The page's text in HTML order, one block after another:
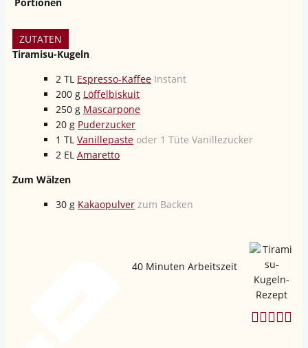
Portionen
ZUTATEN
Tiramisu-Kugeln
2 TL Espresso-Kaffee Instant
200 g Löffelbiskuit
250 g Mascarpone
20 g Puderzucker
1 TL Vanillepaste oder 1 Tüte Vanillezucker
2 EL Amaretto
Zum Wälzen
30 g Kakaopulver zum Backen
40 Minuten Arbeitszeit